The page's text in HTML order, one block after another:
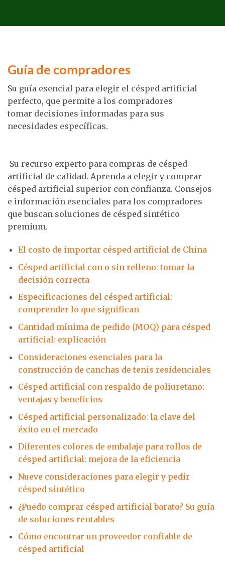
Guía de compradores
Su guía esencial para elegir el césped artificial
perfecto, que permite a los compradores
tomar decisiones informadas para sus
necesidades específicas.
Su recurso experto para compras de césped
artificial de calidad. Aprenda a elegir y comprar
césped artificial superior con confianza. Consejos
e información esenciales para los compradores
que buscan soluciones de césped sintético
premium.
El costo de importar césped artificial de China
Césped artificial con o sin relleno: tomar la
decisión correcta
Especificaciones del césped artificial:
comprender lo que significan
Cantidad mínima de pedido (MOQ) para césped
artificial: explicación
Consideraciones esenciales para la
construcción de canchas de tenis residenciales
Césped artificial con respaldo de poliuretano:
ventajas y beneficios
Césped artificial personalizado: la clave del
éxito en el mercado
Diferentes colores de embalaje para rollos de
césped artificial: mejora de la eficiencia
Nueve consideraciones para elegir y pedir
césped sintético
¿Puedo comprar césped artificial barato? Su guía
de soluciones rentables
Cómo encontrar un proveedor confiable de
césped artificial